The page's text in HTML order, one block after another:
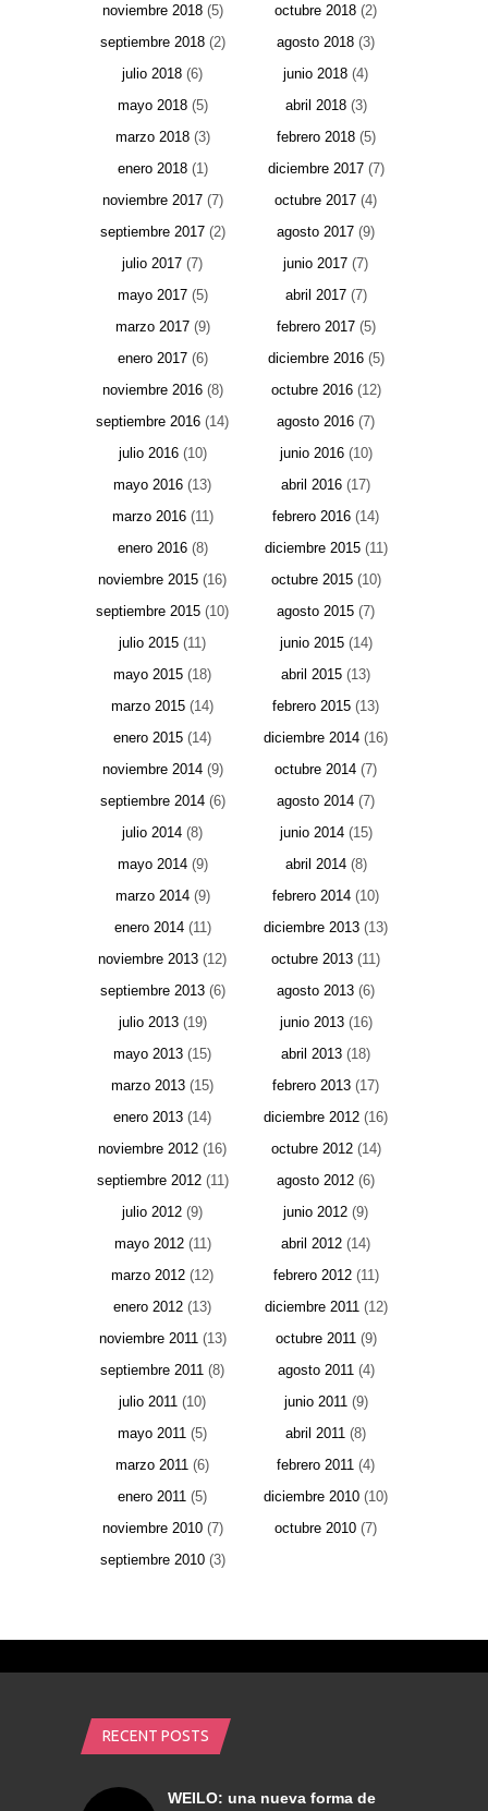
noviembre 2018(5) octubre 2018 (2)
septiembre 2018(2) agosto 2018 (3)
julio 2018 (6) junio 2018 (4)
mayo 2018(5) abril 2018(3)
marzo 2018(3) febrero 2018(5)
enero 2018(1) diciembre 2017(7)
noviembre 2017(7) octubre 2017 (4)
septiembre 2017(2) agosto 2017 (9)
julio 2017 (7) junio 2017 (7)
mayo 2017(5) abril 2017(7)
marzo 2017(9) febrero 2017(5)
enero 2017(6) diciembre 2016(5)
noviembre 2016(8) octubre 2016(12)
septiembre 2016 (14) agosto 2016 (7)
julio 2016(10) junio 2016(10)
mayo 2016 (13) abril 2016 (17)
marzo 2016(11) febrero 2016 (14)
enero 2016(8) diciembre 2015(11)
noviembre 2015 (16) octubre 2015(10)
septiembre 2015 (10) agosto 2015 (7)
julio 2015 (11) junio 2015(14)
mayo 2015 (18) abril 2015 (13)
marzo 2015 (14) febrero 2015 (13)
enero 2015 (14) diciembre 2014 (16)
noviembre 2014(9) octubre 2014 (7)
septiembre 2014(6) agosto 2014 (7)
julio 2014 (8) junio 2014(15)
mayo 2014(9) abril 2014(8)
marzo 2014(9) febrero 2014 (10)
enero 2014(11) diciembre 2013 (13)
noviembre 2013 (12) octubre 2013 (11)
septiembre 2013(6) agosto 2013 (6)
julio 2013(19) junio 2013(16)
mayo 2013 (15) abril 2013 (18)
marzo 2013 (15) febrero 2013 (17)
enero 2013 (14) diciembre 2012 (16)
noviembre 2012 (16) octubre 2012(14)
septiembre 2012(11) agosto 2012 (6)
julio 2012 (9) junio 2012 (9)
mayo 2012(11) abril 2012 (14)
marzo 2012 (12) febrero 2012(11)
enero 2012 (13) diciembre 2011(12)
noviembre 2011(13) octubre 2011(9)
septiembre 2011 (8) agosto 2011(4)
julio 2011 (10) junio 2011(9)
mayo 2011 (5) abril 2011 (8)
marzo 2011 (6) febrero 2011 (4)
enero 2011 (5) diciembre 2010 (10)
noviembre 2010(7) octubre 2010 (7)
septiembre 2010(3)
RECENT POSTS
WEILO: una nueva forma de